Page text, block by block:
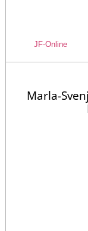
JF-Online
Marla-